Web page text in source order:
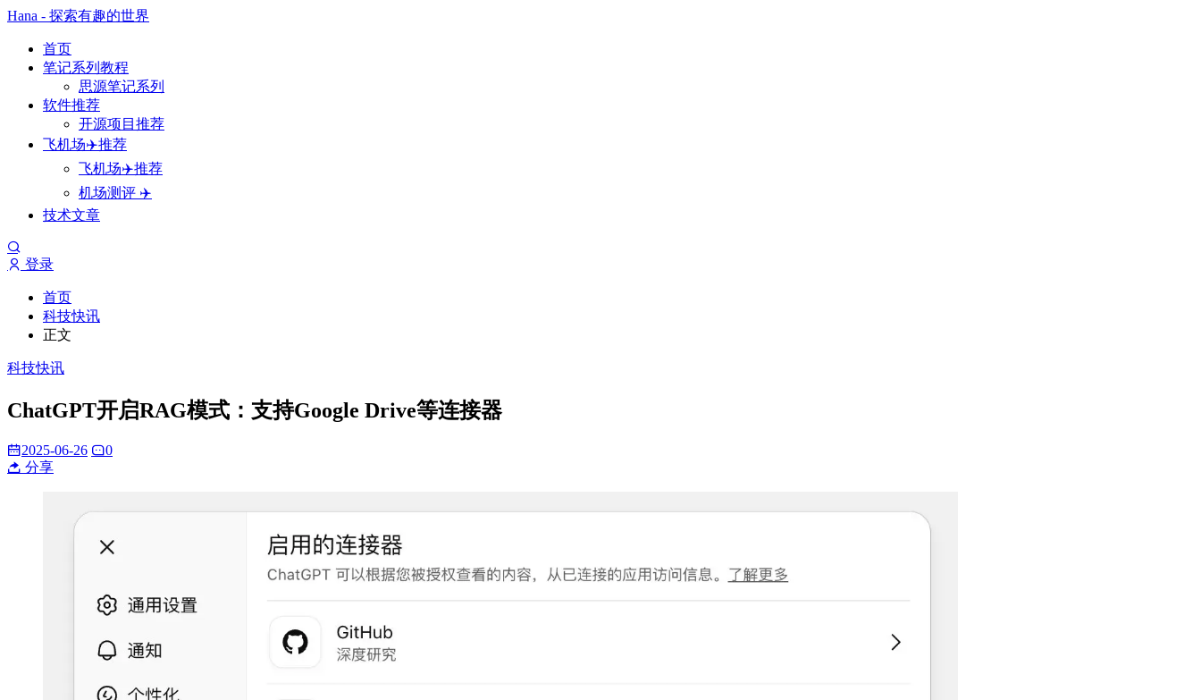
Hana - 探索有趣的世界
首页
笔记系列教程
思源笔记系列
软件推荐
开源项目推荐
飞机场✈️推荐
飞机场✈️推荐
机场测评 ✈️
技术文章
登录
首页
科技快讯
正文
科技快讯
ChatGPT开启RAG模式：支持Google Drive等连接器
2025-06-26
0
分享